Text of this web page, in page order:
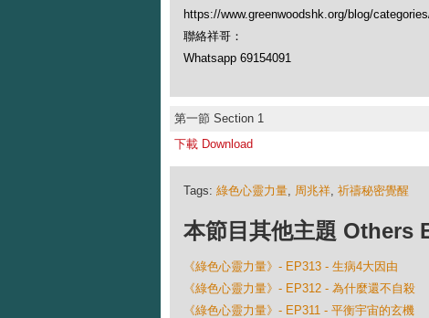
https://www.greenwoodshk.org/blog/
聯絡祥哥：
Whatsapp 69154091
第一節 Section 1
下載 Download
Tags: 綠色心靈力量, 周兆祥, 祈禱秘密覺醒
本節目其他主題
《綠色心靈力量》- EP313 - 生病4大因由
《綠色心靈力量》- EP312 - 為什麼還不自殺
《綠色心靈力量》- EP311 - 平衡宇宙的玄機